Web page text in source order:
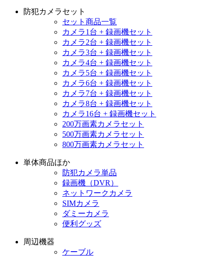
防犯カメラセット
セット商品一覧
カメラ1台 + 録画機セット
カメラ2台 + 録画機セット
カメラ3台 + 録画機セット
カメラ4台 + 録画機セット
カメラ5台 + 録画機セット
カメラ6台 + 録画機セット
カメラ7台 + 録画機セット
カメラ8台 + 録画機セット
カメラ16台 + 録画機セット
200万画素カメラセット
500万画素カメラセット
800万画素カメラセット
単体商品ほか
防犯カメラ単品
録画機（DVR）
ネットワークカメラ
SIMカメラ
ダミーカメラ
便利グッズ
周辺機器
ケーブル